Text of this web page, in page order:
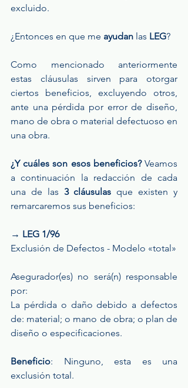
excluido.
¿Entonces en que me ayudan las LEG?
Como mencionado anteriormente
estas cláusulas sirven para otorgar
ciertos beneficios, excluyendo otros,
ante una pérdida por error de diseño,
mano de obra o material defectuoso en
una obra.
¿Y cuáles son esos beneficios? Veamos
a continuación la redacción de cada
una de las 3 cláusulas que existen y
remarcaremos sus beneficios:
→ LEG 1/96
Exclusión de Defectos - Modelo «total»
Asegurador(es) no será(n) responsable
por:
La pérdida o daño debido a defectos
de: material; o mano de obra; o plan de
diseño o especificaciones.
Beneficio: Ninguno, esta es una
exclusión total.